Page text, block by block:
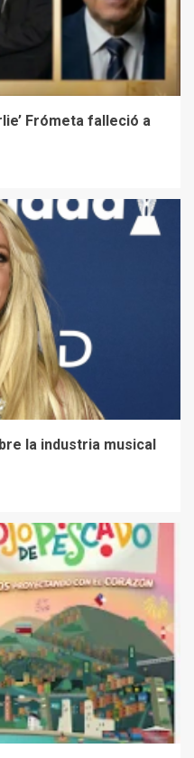
Frómeta falleció a
la industria musical